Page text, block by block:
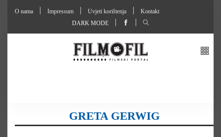
O nama Impressum Uvjeti korištenja
Kontakt
DARK MODE
GRETA GERWIG